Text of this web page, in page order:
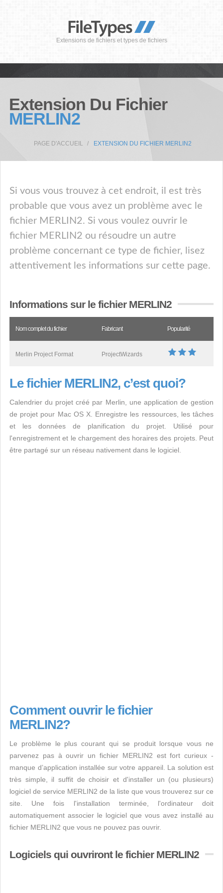
Extensions de fichiers et types de fichiers
Extension Du Fichier
MERLIN2
PAGE D'ACCUEIL EXTENSION DU FICHIER MERLIN2
Si vous vous trouvez à cet endroit, il est très
probable que vous avez un problème avec le
fichier MERLIN2. Si vous voulez ouvrir le
fichier MERLIN2 ou résoudre un autre
problème concernant ce type de fichier, lisez
attentivement les informations sur cette page.
Informations sur le fichier MERLIN2
Nom complet du fichier Fabricant Popularité
Merlin Project Format ProjectWizards
Le fichier MERLIN2, c’est quoi?
Calendrier du projet créé par Merlin, une application de gestion
de projet pour Mac OS X. Enregistre les ressources, les tâches
et les données de planification du projet. Utilisé pour
l'enregistrement et le chargement des horaires des projets. Peut
être partagé sur un réseau nativement dans le logiciel.
Comment ouvrir le fichier
MERLIN2?
Le problème le plus courant qui se produit lorsque vous ne
parvenez pas à ouvrir un fichier MERLIN2 est fort curieux -
manque d’application installée sur votre appareil. La solution est
très simple, il suffit de choisir et d'installer un (ou plusieurs)
logiciel de service MERLIN2 de la liste que vous trouverez sur ce
site. Une fois l'installation terminée, l'ordinateur doit
automatiquement associer le logiciel que vous avez installé au
fichier MERLIN2 que vous ne pouvez pas ouvrir.
Logiciels qui ouvriront le fichier MERLIN2